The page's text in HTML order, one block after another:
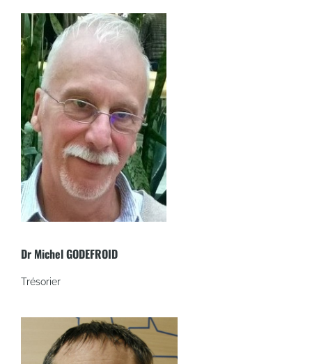
Dr Michel GODEFROID
Trésorier